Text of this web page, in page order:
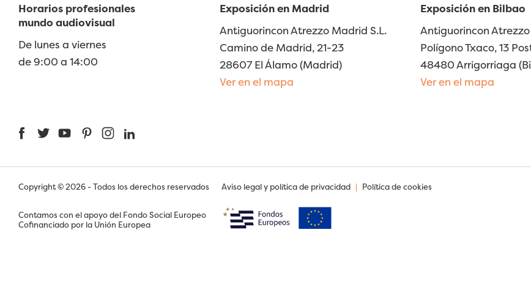
Horarios profesionales
mundo audiovisual
De lunes a viernes
de 9:00 a 14:00
Exposición en Madrid
Antiguorincon Atrezzo Madrid S.L.
Camino de Madrid, 21-23
28607 El Álamo (Madrid)
Ver en el mapa
Exposición en Bilbao
Antiguorincon Atrezzo
Polígono Txaco, 13
48480 Arrigorriaga
Ver en el mapa
FacebookTwitterYouTubePinterestInstagram
Copyright © 2026 - Todos los derechos reservados Aviso legal y política de privacidad | Política de cookies
Contamos con el apoyo del Fondo Social Europeo
Cofinanciado por la Unión Europea